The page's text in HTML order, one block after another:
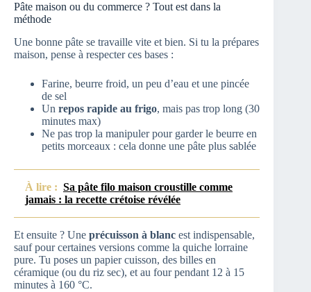
Pâte maison ou du commerce ? Tout est dans la
méthode
Une bonne pâte se travaille vite et bien. Si tu la prépares
maison, pense à respecter ces bases :
Farine, beurre froid, un peu d’eau et une pincée
de sel
Un repos rapide au frigo, mais pas trop long (30
minutes max)
Ne pas trop la manipuler pour garder le beurre en
petits morceaux : cela donne une pâte plus sablée
À lire : Sa pâte filo maison croustille comme
jamais : la recette crétoise révélée
Et ensuite ? Une précuisson à blanc est indispensable,
sauf pour certaines versions comme la quiche lorraine
pure. Tu poses un papier cuisson, des billes en
céramique (ou du riz sec), et au four pendant 12 à 15
minutes à 160 °C.